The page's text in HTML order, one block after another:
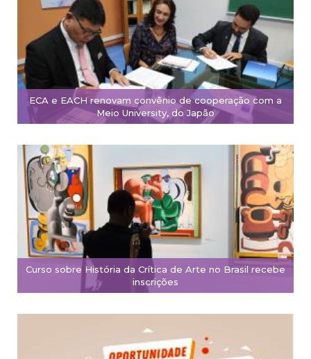
ECA e EACH renovam convênio de cooperação com a
Meio University, do Japão
Curso sobre História da Crítica de Arte no Brasil recebe
inscrições